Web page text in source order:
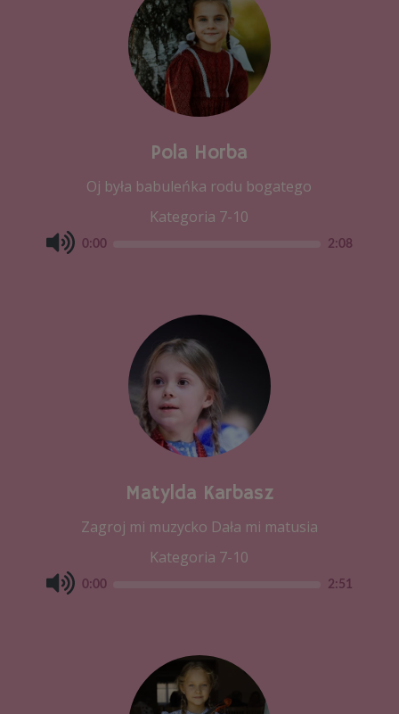
Pola Horba
Oj była babuleńka rodu bogatego
Kategoria 7-10
0:00 2:08
Matylda Karbasz
Zagroj mi muzycko Dała mi matusia
Kategoria 7-10
0:00 2:51